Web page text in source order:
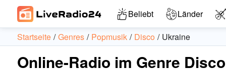
Beliebt
Länder
Startseite
Genres Popmusik Disco Ukraine
Online-Radio im Genre